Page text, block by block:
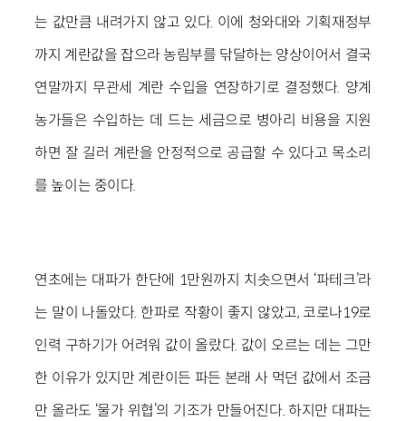
는 값만큼 내려가지 않고 있다. 이에 청와대와 기획재정부
까지 계란값을 잡으라 농림부를 닦달하는 양상이어서 결국
연말까지 무관세 계란 수입을 연장하기로 결정했다. 양계
농가들은 수입하는 데 드는 세금으로 병아리 비용을 지원
하면 잘 길러 계란을 안정적으로 공급할 수 있다고 목소리
를 높이는 중이다.
연초에는 대파가 한단에 1만원까지 치솟으면서 ‘파테크’라
는 말이 나돌았다. 한파로 작황이 좋지 않았고, 코로나19로
인력 구하기가 어려워 값이 올랐다. 값이 오르는 데는 그만
한 이유가 있지만 계란이든 파든 본래 사 먹던 값에서 조금
만 올라도 ‘물가 위협’의 기조가 만들어진다. 하지만 대파는